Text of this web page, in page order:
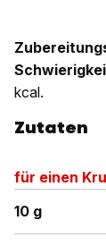
kcal.
Zutaten
für einen
10 g